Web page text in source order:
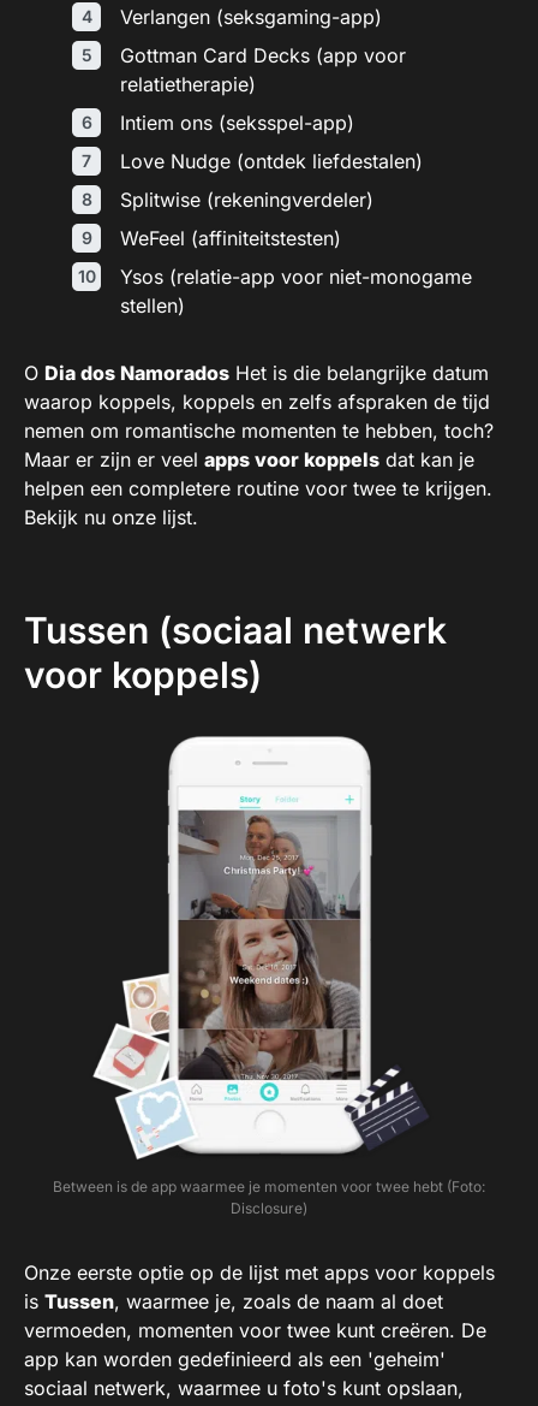
Verlangen (seksgaming-app)
Gottman Card Decks (app voor
relatietherapie)
Intiem ons (seksspel-app)
Love Nudge (ontdek liefdestalen)
Splitwise (rekeningverdeler)
WeFeel (affiniteitstesten)
Ysos (relatie-app voor niet-monogame
stellen)
O Dia dos Namorados Het is die belangrijke datum
waarop koppels, koppels en zelfs afspraken de tijd
nemen om romantische momenten te hebben, toch?
Maar er zijn er veel apps voor koppels dat kan je
helpen een completere routine voor twee te krijgen.
Bekijk nu onze lijst.
Tussen (sociaal netwerk
voor koppels)
Between is de app waarmee je momenten voor twee hebt (Foto:
Disclosure)
Onze eerste optie op de lijst met apps voor koppels
is Tussen, waarmee je, zoals de naam al doet
vermoeden, momenten voor twee kunt creëren. De
app kan worden gedefinieerd als een 'geheim'
sociaal netwerk, waarmee u foto's kunt opslaan,